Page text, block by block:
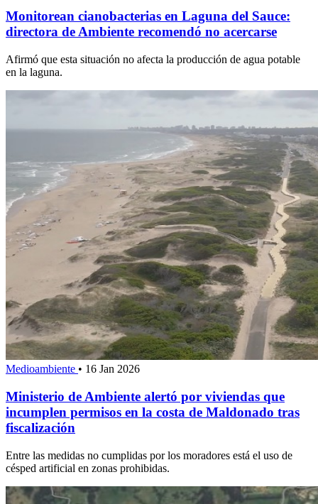
Monitorean cianobacterias en Laguna del Sauce:
directora de Ambiente recomendó no acercarse
Afirmó que esta situación no afecta la producción de agua potable
en la laguna.
Medioambiente • 16 Jan 2026
Ministerio de Ambiente alertó por viviendas que
incumplen permisos en la costa de Maldonado tras
fiscalización
Entre las medidas no cumplidas por los moradores está el uso de
césped artificial en zonas prohibidas.